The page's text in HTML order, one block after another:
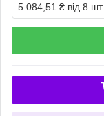
5 084,51 ₴ від 8 шт.